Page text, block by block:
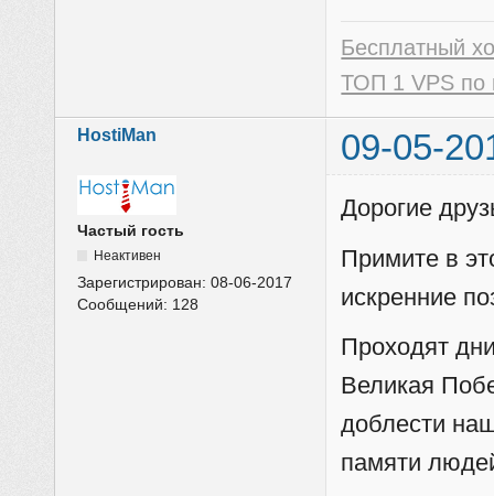
Бесплатный
ТОП 1 VPS по
HostiMan 09-05-
Частый гость
Неактивен
Зарегистрирован:08-06-2017
Сообщений: 128
Дорогие
Примите в
искренние
Проходят
Великая
доблести
памяти